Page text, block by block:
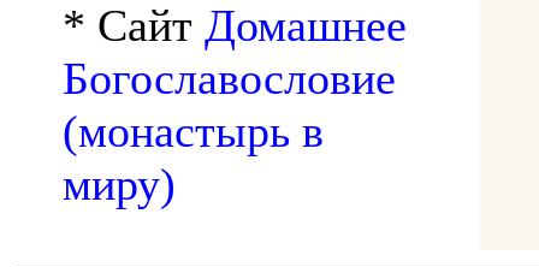
* Сайт Домашнее
Богославословие
(монастырь в
миру)